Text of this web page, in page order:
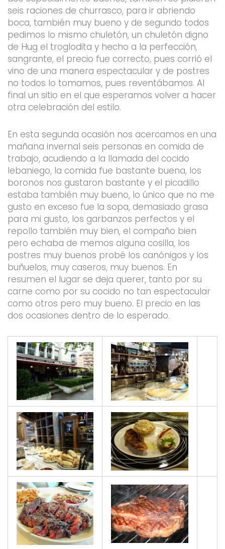
seis raciones de churrasco, para ir abriendo
boca, también muy bueno y de segundo todos
pedimos lo mismo chuletón, un chuletón digno
de Hug el troglodita y hecho a la perfección,
sangrante, el precio fue correcto, pues corrió el
vino de una manera espectacular y de postres
no todos lo tomamos, pues reventábamos. Al
final un sitio en el que esperamos volver a hacer
otra celebración del estilo.
En esta segunda ocasión nos acercamos en una
mañana invernal seis personas en comida de
trabajo, acudiendo a la llamada del cocido
lebaniego, la comida fue bastante buena, los
boronos nos gustaron bastante y el picadillo
estaba también muy bueno, lo único que no me
gusto en exceso fue la sopa, demasiado grasa
para mi gusto, los garbanzos perfectos y el
repollo también muy bien, el compaño bien
pero echaba de memos alguna cosilla, los
postres muy buenos probé los canónigos y los
buñuelos, muy caseros, muy buenos. En
resumen el lugar se deja querer, tanto por su
carne como por su cocido no tan espectacular
como otros pero muy bueno. El precio en las
dos ocasiones dentro de lo esperado.